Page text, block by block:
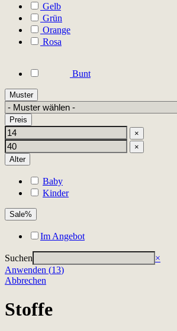
Gelb
Grün
Orange
Rosa
Bunt
Muster
Preis
×
×
Alter
Baby
Kinder
Sale%
Im Angebot
Suchen
×
Anwenden (13)
Abbrechen
Stoffe